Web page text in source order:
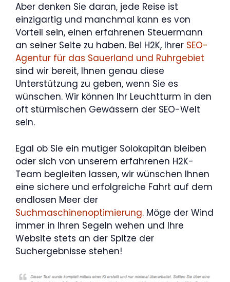
Aber denken Sie daran, jede Reise ist
einzigartig und manchmal kann es von
Vorteil sein, einen erfahrenen Steuermann
an seiner Seite zu haben. Bei H2K, Ihrer SEO-
Agentur für das Sauerland und Ruhrgebiet
sind wir bereit, Ihnen genau diese
Unterstützung zu geben, wenn Sie es
wünschen. Wir können Ihr Leuchtturm in den
oft stürmischen Gewässern der SEO-Welt
sein.
Egal ob Sie ein mutiger Solokapitän bleiben
oder sich von unserem erfahrenen H2K-
Team begleiten lassen, wir wünschen Ihnen
eine sichere und erfolgreiche Fahrt auf dem
endlosen Meer der
Suchmaschinenoptimierung. Möge der Wind
immer in Ihren Segeln wehen und Ihre
Website stets an der Spitze der
Suchergebnisse stehen!